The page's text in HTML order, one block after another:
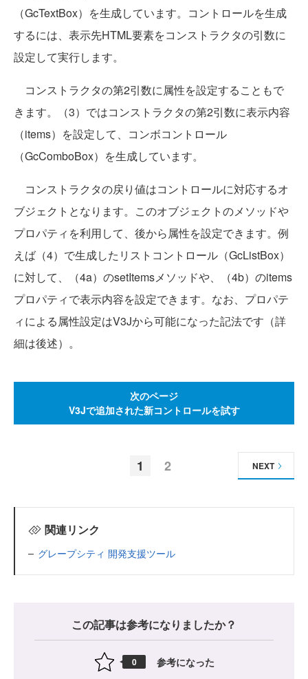
（GcTextBox）を生成しています。コントロールを生成
するには、表示先HTML要素をコンストラクタの引数に
設定して実行します。
コンストラクタの第2引数に属性を設定することもで
きます。（3）ではコンストラクタの第2引数に表示内容
（items）を設定して、コンボコントロール
（GcComboBox）を生成しています。
コンストラクタの戻り値はコントロールに対応するオ
ブジェクトとなります。このオブジェクトのメソッドや
プロパティを利用して、後から属性を設定できます。例
えば（4）で生成したリストコントロール（GcListBox）
に対して、（4a）のsetItemsメソッドや、（4b）のitems
プロパティで表示内容を設定できます。なお、プロパテ
ィによる属性設定はV3Jから可能になった記法です（詳
細は後述）。
次のページ
V3Jで追加された新コントロールを試す
1 2 NEXT
関連リンク
グレープシティ 開発支援ツール
この記事は参考になりましたか？
0 参考になった